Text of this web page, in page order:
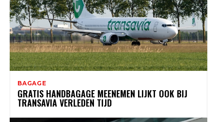
BAGAGE
GRATIS HANDBAGAGE MEENEMEN LIJKT OOK BIJ
TRANSAVIA VERLEDEN TIJD